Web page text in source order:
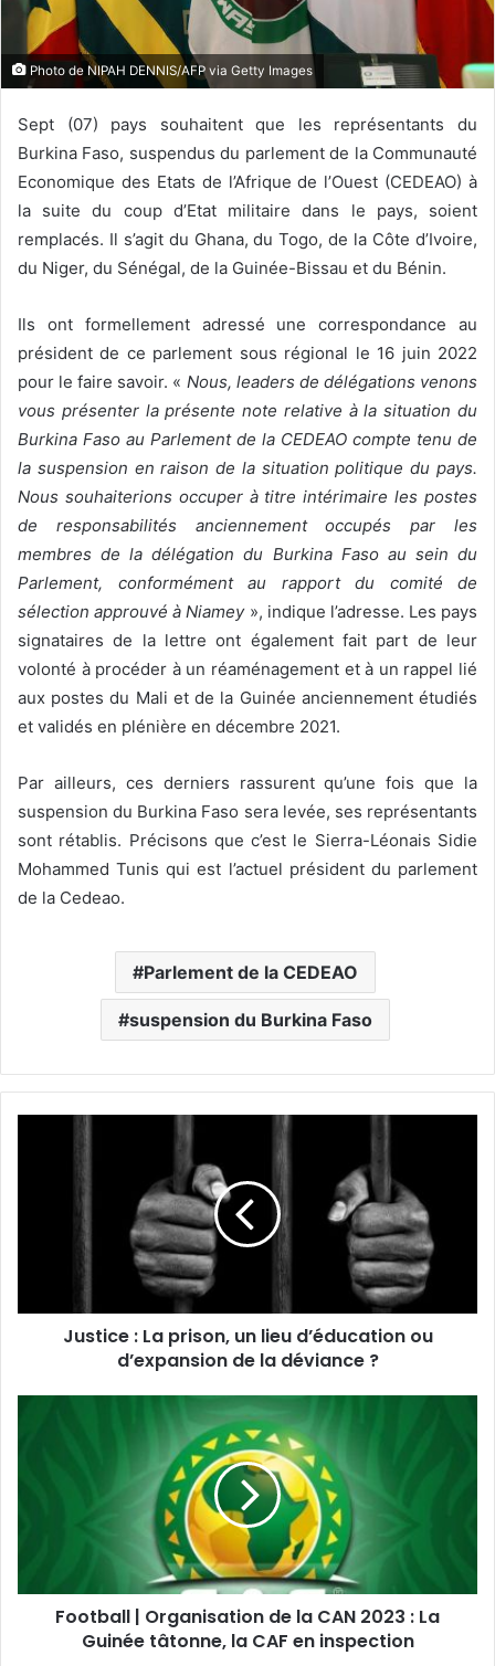
Photo de NIPAH DENNIS/AFP via Getty Images
Sept (07) pays souhaitent que les représentants du
Burkina Faso, suspendus du parlement de la Communauté
Economique des Etats de l’Afrique de l’Ouest (CEDEAO) à
la suite du coup d’Etat militaire dans le pays, soient
remplacés. Il s’agit du Ghana, du Togo, de la Côte d’Ivoire,
du Niger, du Sénégal, de la Guinée-Bissau et du Bénin.
Ils ont formellement adressé une correspondance au
président de ce parlement sous régional le 16 juin 2022
pour le faire savoir. « Nous, leaders de délégations venons
vous présenter la présente note relative à la situation du
Burkina Faso au Parlement de la CEDEAO compte tenu de
la suspension en raison de la situation politique du pays.
Nous souhaiterions occuper à titre intérimaire les postes
de responsabilités anciennement occupés par les
membres de la délégation du Burkina Faso au sein du
Parlement, conformément au rapport du comité de
sélection approuvé à Niamey», indique l’adresse. Les pays
signataires de la lettre ont également fait part de leur
volonté à procéder à un réaménagement et à un rappel lié
aux postes du Mali et de la Guinée anciennement étudiés
et validés en plénière en décembre 2021.
Par ailleurs, ces derniers rassurent qu’une fois que la
suspension du Burkina Faso sera levée, ses représentants
sont rétablis. Précisons que c’est le Sierra-Léonais Sidie
Mohammed Tunis qui est l’actuel président du parlement
de la Cedeao.
Parlement de la CEDEAO
suspension du Burkina Faso
Justice : La prison, un lieu d’éducation ou
d’expansion de la déviance ?
Football | Organisation de la CAN 2023 : La
Guinée tâtonne, la CAF en inspection